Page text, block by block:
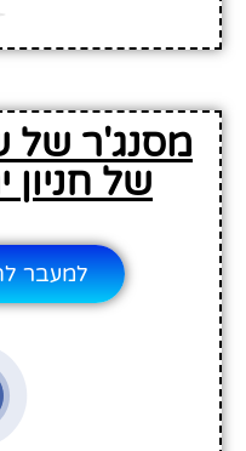
מסנג'ר של
של חניון
למעבר